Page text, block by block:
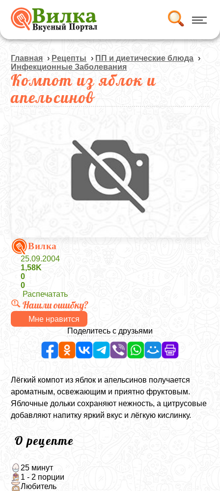
Главная › Рецепты › ПП и диетические блюда ›
Инфекционные Заболевания
Компот из яблок и
апельсинов
Вилка
25.09.2004
1,58K
0
0
Распечатать
Нашли ошибку?
Мне нравится
Поделитесь с друзьями
Лёгкий компот из яблок и апельсинов получается
ароматным, освежающим и приятно фруктовым.
Яблочные дольки сохраняют нежность, а цитрусовые
добавляют напитку яркий вкус и лёгкую кислинку.
О рецепте
25 минут
1 - 2 порции
Любитель